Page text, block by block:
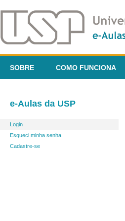
SOBRE COMO FUNCIONA
e-Aulas da USP
Login
Esqueci minha senha
Cadastre-se